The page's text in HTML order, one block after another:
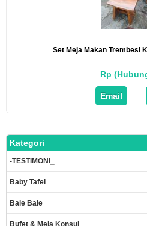
Set Meja Makan Trembesi
Rp
Email
Kategori
-TESTIMONI_
Baby Tafel
Bale Bale
Bufet & Meja Konsul